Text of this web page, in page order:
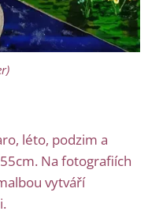
léto, podzim a
Na fotografiích
vytváří